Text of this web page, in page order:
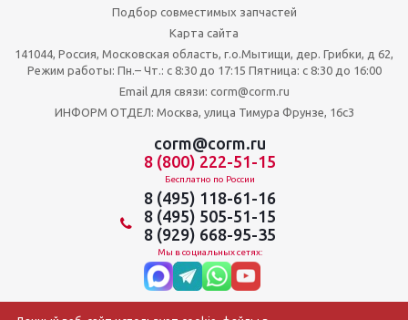
Подбор совместимых запчастей
Карта сайта
141044, Россия, Московская область, г.о.Мытищи, дер. Грибки, д 62,
Режим работы: Пн.– Чт.: с 8:30 до 17:15 Пятница: c 8:30 до 16:00
Email для связи: corm@corm.ru
ИНФОРМ ОТДЕЛ: Москва, улица Тимура Фрунзе, 16с3
corm@corm.ru
8 (800) 222-51-15
Бесплатно по России
8 (495) 118-61-16
8 (495) 505-51-15
8 (929) 668-95-35
Мы в социальных сетях: